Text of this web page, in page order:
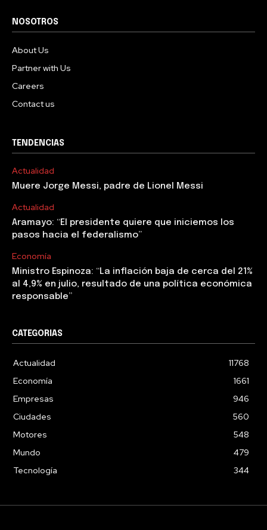
NOSOTROS
About Us
Partner with Us
Careers
Contact us
TENDENCIAS
Actualidad
Muere Jorge Messi, padre de Lionel Messi
Actualidad
Aramayo: “El presidente quiere que iniciemos los
pasos hacia el federalismo”
Economía
Ministro Espinoza: “La inflación baja de cerca del 21%
al 4,9% en julio, resultado de una política económica
responsable”
CATEGORIAS
Actualidad
11768
Economía
1661
Empresas
946
Ciudades
560
Motores
548
Mundo
479
Tecnología
344